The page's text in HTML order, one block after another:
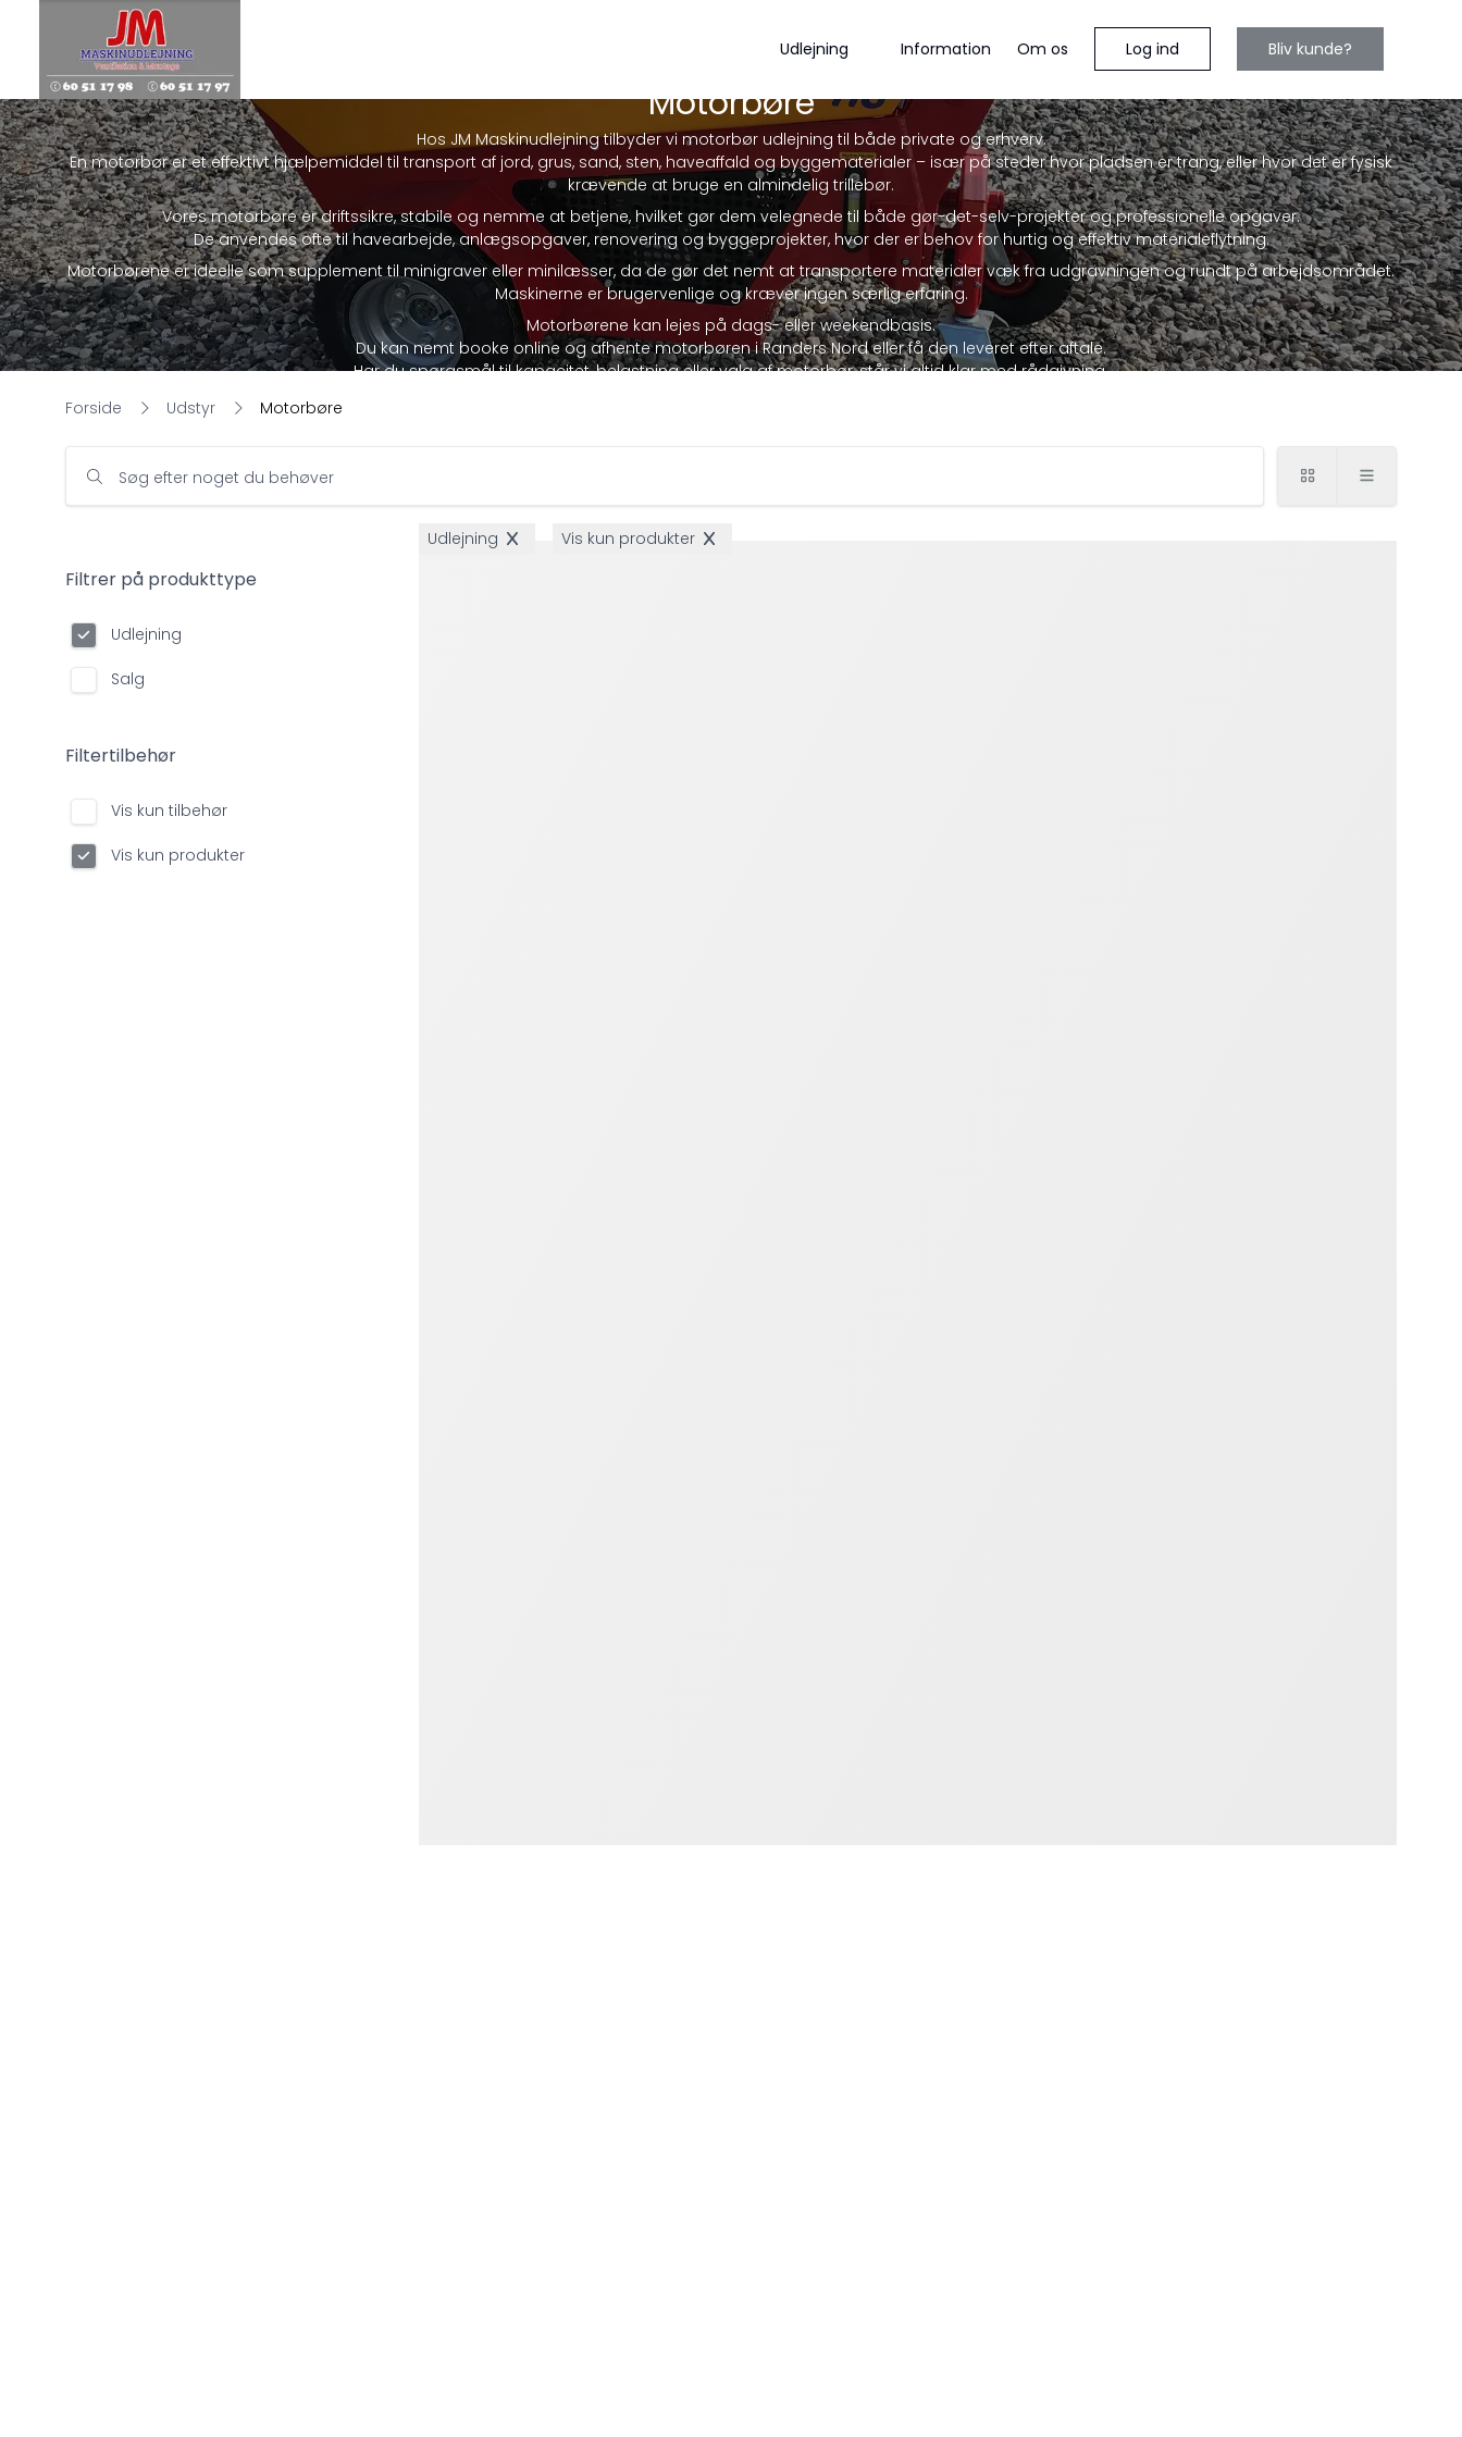
Udlejning Information Om os Log ind Bliv kunde?
Motorbøre
Hos JM Maskinudlejning tilbyder vi motorbør udlejning til både private og erhverv.
En motorbør er et effektivt hjælpemiddel til transport af jord, grus, sand, sten, haveaffald og byggematerialer – især på steder hvor pladsen er trang, eller hvor det er fysisk
krævende at bruge en almindelig trillebør.
Vores motorbøre er driftssikre, stabile og nemme at betjene, hvilket gør dem velegnede til både gør-det-selv-projekter og professionelle opgaver.
De anvendes ofte til havearbejde, anlægsopgaver, renovering og byggeprojekter, hvor der er behov for hurtig og effektiv materialeflytning.
Motorbørene er ideelle som supplement til minigraver eller minilæsser, da de gør det nemt at transportere materialer væk fra udgravningen og rundt på arbejdsområdet.
Maskinerne er brugervenlige og kræver ingen særlig erfaring.
Motorbørene kan lejes på dags- eller weekendbasis.
Du kan nemt booke online og afhente motorbøren i Randers Nord eller få den leveret efter aftale.
Har du spørgsmål til kapacitet, belastning eller valg af motorbør, står vi altid klar med rådgivning.
Forside
Udstyr Motorbøre
Søg efter noget du behøver
Filtrer på produkttype
Udlejning
Salg
Filtertilbehør
Vis kun tilbehør
Vis kun produkter
Udlejning Vis kun produkter